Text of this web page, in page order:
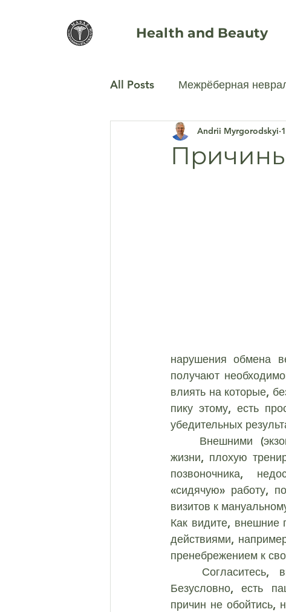
Health and Beauty
All Posts Межрёберная
Остеохондроз шейного
ЛОРДОЗ и КИФОЗ
МЕТОДЫ ФИЗИОТЕРАПИИ
Andrii Myrgorodskyi
нарушения обмена
получают
влиять на которые,
пику этому, есть
убедительных
жизни, плохую
позвоночника,
«сидячую» работу,
визитов к
Как видите,
действиями,
пренебрежением к
Безусловно, есть
причин не обойтись,